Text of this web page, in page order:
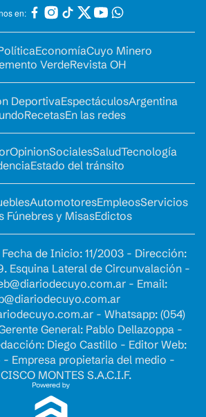
en:
EconomíaCuyo Minero
VerdeRevista OH
DeportivaEspectáculosArgentina
RecetasEn las redes
OpinionSocialesSaludTecnología
Estado del tránsito
AutomotoresEmpleosServicios
Fúnebres y MisasEdictos
de Inicio: 11/2003 - Dirección:
Esquina Lateral de Circunvalación -
- Email:
- Whatsapp: (054)
General: Pablo Dellazoppa -
Diego Castillo - Editor Web:
Empresa propietaria del medio -
MONTES S.A.C.I.F.